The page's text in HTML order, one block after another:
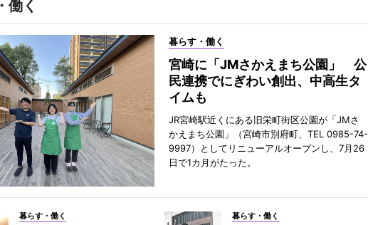
働く
暮らす・働く
宮崎に「JMさかえまち公園」 公
民連携でにぎわい創出、中高生タ
イムも
JR宮崎駅近くにある旧栄町街区公園が「JMさ
かえまち公園」（宮崎市別府町、TEL 0985-74-
9997）としてリニューアルオープンし、7月26
日で1カ月がたった。
暮らす・働く 暮らす・働く